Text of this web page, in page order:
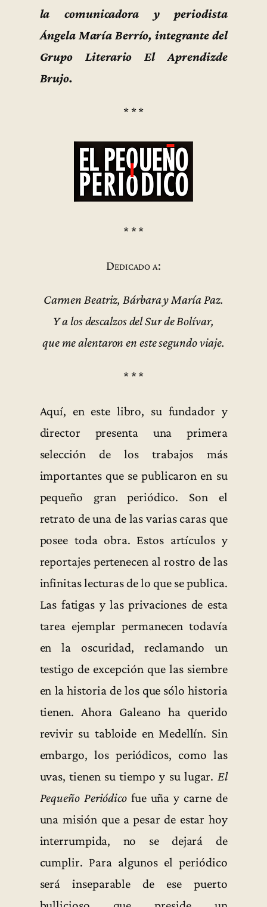
la comunicadora y periodista
Ángela María Berrío, integrante del
Grupo Literario El Aprendizde
Brujo.
* * *
* * *
Dedicado a:
Carmen Beatriz, Bárbara y María Paz.
Y a los descalzos del Sur de Bolívar,
que me alentaron en este segundo viaje.
* * *
Aquí, en este libro, su fundador y
director presenta una primera
selección de los trabajos más
importantes que se publicaron en su
pequeño gran periódico. Son el
retrato de una de las varias caras que
posee toda obra. Estos artículos y
reportajes pertenecen al rostro de las
infinitas lecturas de lo que se publica.
Las fatigas y las privaciones de esta
tarea ejemplar permanecen todavía
en la oscuridad, reclamando un
testigo de excepción que las siembre
en la historia de los que sólo historia
tienen. Ahora Galeano ha querido
revivir su tabloide en Medellín. Sin
embargo, los periódicos, como las
uvas, tienen su tiempo y su lugar. El
Pequeño Periódicofue uña y carne de
una misión que a pesar de estar hoy
interrumpida, no se dejará de
cumplir. Para algunos el periódico
será inseparable de ese puerto